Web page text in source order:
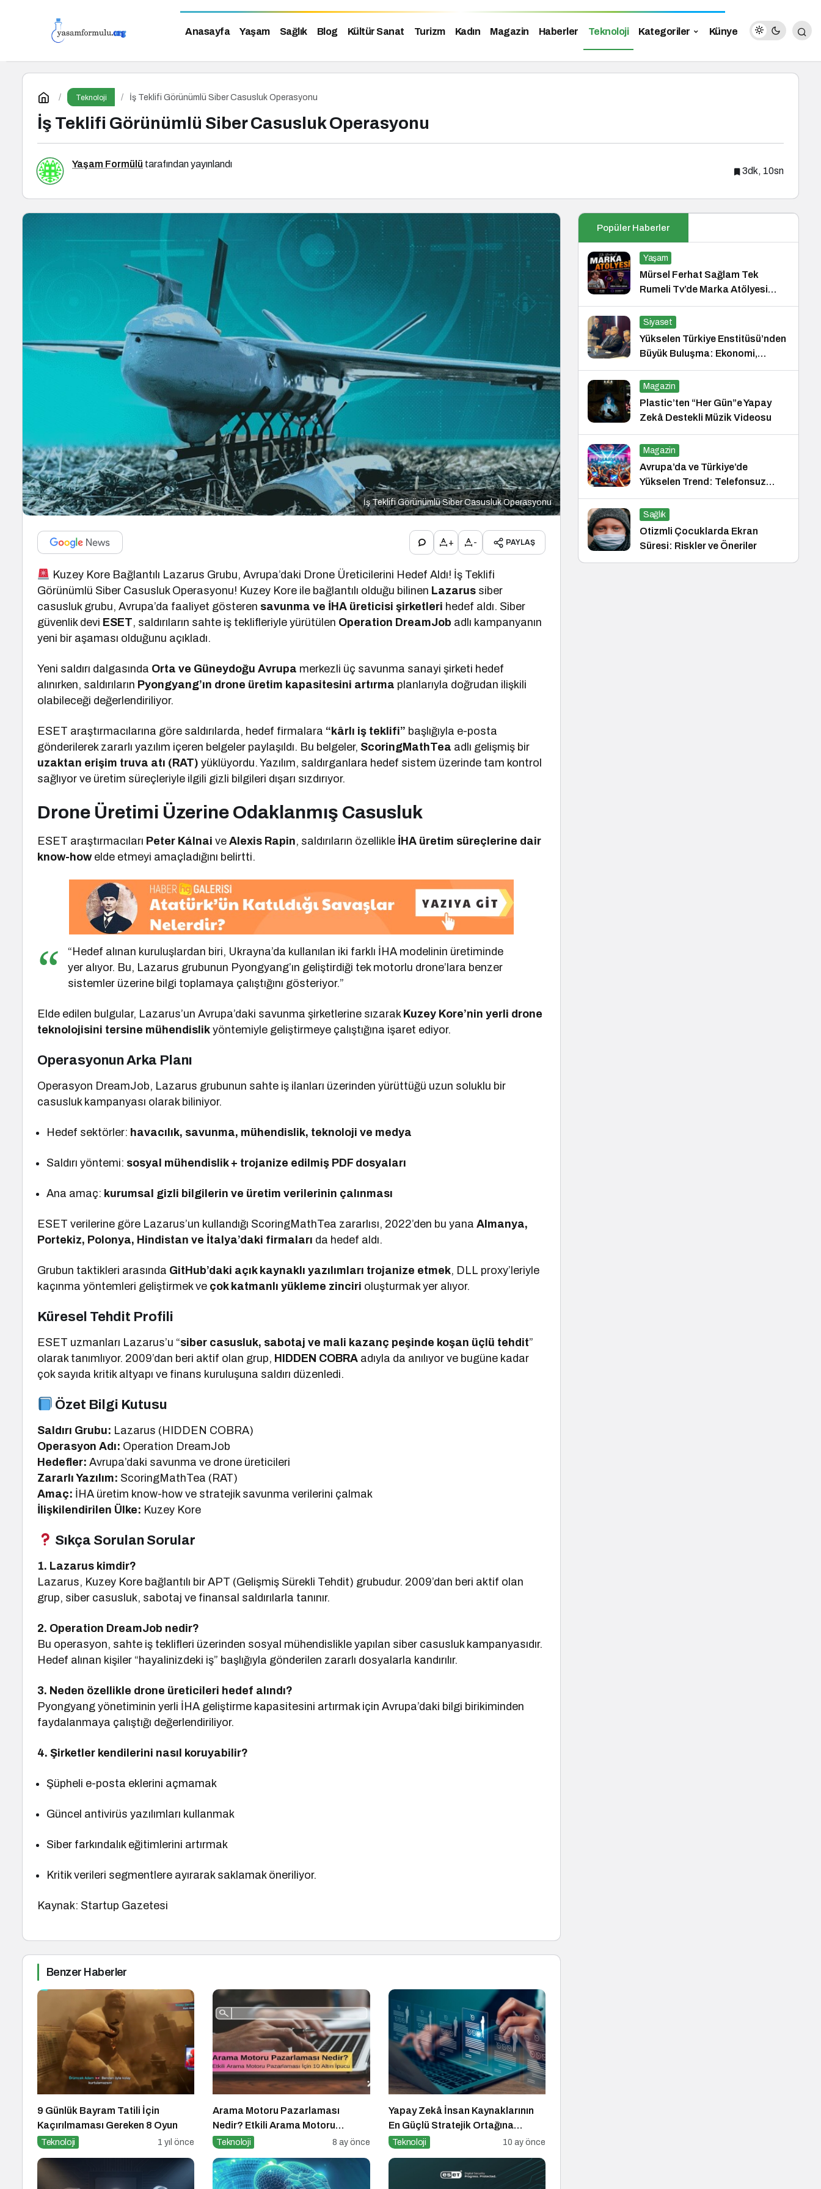
Anasayfa Yaşam Sağlık Blog Kültür Sanat Turizm Kadın Magazin Haberler Teknoloji Kategoriler Künye
Teknoloji İş Teklifi Görünümlü Siber Casusluk Operasyonu
İş Teklifi Görünümlü Siber Casusluk Operasyonu
Yaşam Formülü tarafından yayınlandı
3dk, 10sn
İş Teklifi Görünümlü Siber Casusluk Operasyonu
+ - PAYLAŞ
Kuzey Kore Bağlantılı Lazarus Grubu, Avrupa’daki Drone Üreticilerini Hedef Aldı! İş Teklifi
Görünümlü Siber Casusluk Operasyonu! Kuzey Kore ile bağlantılı olduğu bilinen Lazarus siber
casusluk grubu, Avrupa’da faaliyet gösteren savunma ve İHA üreticisi şirketleri hedef aldı. Siber
güvenlik devi ESET, saldırıların sahte iş teklifleriyle yürütülen Operation DreamJob adlı kampanyanın
yeni bir aşaması olduğunu açıkladı.
Yeni saldırı dalgasında Orta ve Güneydoğu Avrupa merkezli üç savunma sanayi şirketi hedef
alınırken, saldırıların Pyongyang’ın drone üretim kapasitesini artırma planlarıyla doğrudan ilişkili
olabileceği değerlendiriliyor.
ESET araştırmacılarına göre saldırılarda, hedef firmalara “kârlı iş teklifi” başlığıyla e-posta
gönderilerek zararlı yazılım içeren belgeler paylaşıldı. Bu belgeler, ScoringMathTea adlı gelişmiş bir
uzaktan erişim truva atı (RAT) yüklüyordu. Yazılım, saldırganlara hedef sistem üzerinde tam kontrol
sağlıyor ve üretim süreçleriyle ilgili gizli bilgileri dışarı sızdırıyor.
Drone Üretimi Üzerine Odaklanmış Casusluk
ESET araştırmacıları Peter Kálnai veAlexis Rapin, saldırıların özellikle İHA üretim süreçlerine dair
know-howelde etmeyi amaçladığını belirtti.
“Hedef alınan kuruluşlardan biri, Ukrayna’da kullanılan iki farklı İHA modelinin üretiminde
yer alıyor. Bu, Lazarus grubunun Pyongyang’ın geliştirdiği tek motorlu drone’lara benzer
sistemler üzerine bilgi toplamaya çalıştığını gösteriyor.”
Elde edilen bulgular, Lazarus’un Avrupa’daki savunma şirketlerine sızarak Kuzey Kore’nin yerli drone
teknolojisini tersine mühendislik yöntemiyle geliştirmeye çalıştığına işaret ediyor.
Operasyonun Arka Planı
Operasyon DreamJob, Lazarus grubunun sahte iş ilanları üzerinden yürüttüğü uzun soluklu bir
casusluk kampanyası olarak biliniyor.
Hedef sektörler: havacılık, savunma, mühendislik, teknoloji ve medya
Saldırı yöntemi: sosyal mühendislik + trojanize edilmiş PDF dosyaları
Ana amaç: kurumsal gizli bilgilerin ve üretim verilerinin çalınması
ESET verilerine göre Lazarus’un kullandığı ScoringMathTea zararlısı, 2022’den bu yanaAlmanya,
Portekiz, Polonya, Hindistan ve İtalya’daki firmaları da hedef aldı.
Grubun taktikleri arasında GitHub’daki açık kaynaklı yazılımları trojanize etmek, DLL proxy’leriyle
kaçınma yöntemleri geliştirmek ve çok katmanlı yükleme zinciri oluşturmak yer alıyor.
Küresel Tehdit Profili
ESET uzmanları Lazarus’u “siber casusluk, sabotaj ve mali kazanç peşinde koşan üçlü tehdit”
olarak tanımlıyor. 2009’dan beri aktif olan grup, HIDDEN COBRA adıyla da anılıyor ve bugüne kadar
çok sayıda kritik altyapı ve finans kuruluşuna saldırı düzenledi.
Özet Bilgi Kutusu
Saldırı Grubu: Lazarus (HIDDEN COBRA)
Operasyon Adı: Operation DreamJob
Hedefler: Avrupa’daki savunma ve drone üreticileri
Zararlı Yazılım: ScoringMathTea (RAT)
Amaç: İHA üretim know-how ve stratejik savunma verilerini çalmak
İlişkilendirilen Ülke: Kuzey Kore
Sıkça Sorulan Sorular
1. Lazarus kimdir?
Lazarus, Kuzey Kore bağlantılı bir APT (Gelişmiş Sürekli Tehdit) grubudur. 2009’dan beri aktif olan
grup, siber casusluk, sabotaj ve finansal saldırılarla tanınır.
2. Operation DreamJob nedir?
Bu operasyon, sahte iş teklifleri üzerinden sosyal mühendislikle yapılan siber casusluk kampanyasıdır.
Hedef alınan kişiler “hayalinizdeki iş” başlığıyla gönderilen zararlı dosyalarla kandırılır.
3. Neden özellikle drone üreticileri hedef alındı?
Pyongyang yönetiminin yerli İHA geliştirme kapasitesini artırmak için Avrupa’daki bilgi birikiminden
faydalanmaya çalıştığı değerlendiriliyor.
4. Şirketler kendilerini nasıl koruyabilir?
Şüpheli e-posta eklerini açmamak
Güncel antivirüs yazılımları kullanmak
Siber farkındalık eğitimlerini artırmak
Kritik verileri segmentlere ayırarak saklamak öneriliyor.
Kaynak: Startup Gazetesi
Benzer Haberler
9 Günlük Bayram Tatili İçin
Kaçırılmaması Gereken 8 Oyun
Teknoloji 1 yıl önce
Arama Motoru Pazarlaması
Nedir? Etkili Arama Motoru
Pazarlaması İçin 10 Altın İpucu
Teknoloji 8 ay önce
Yapay Zekâ İnsan Kaynaklarının
En Güçlü Stratejik Ortağına
Dönüşüyor
Teknoloji 10 ay önce
Popüler Haberler
Yaşam
Mürsel Ferhat Sağlam Tek
Rumeli Tv’de Marka Atölyesi
Programına Konuk Oldu
Siyaset
Yükselen Türkiye Enstitüsü’nden
Büyük Buluşma: Ekonomi,
Güvenlik Politikaları ve Hukuk
Konferansı
Magazin
Plastic’ten “Her Gün”e Yapay
Zekâ Destekli Müzik Videosu
Magazin
Avrupa’da ve Türkiye’de
Yükselen Trend: Telefonsuz
Gece Kulüpleri
Sağlık
Otizmli Çocuklarda Ekran
Süresi: Riskler ve Öneriler